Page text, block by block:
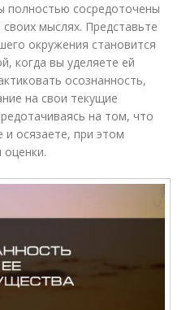
полностью сосредоточены
мыслях. Представьте
окружения становится
когда вы уделяете ей
осознанность,
на свои текущие
на том, что
и осязаете, при этом
оценки.